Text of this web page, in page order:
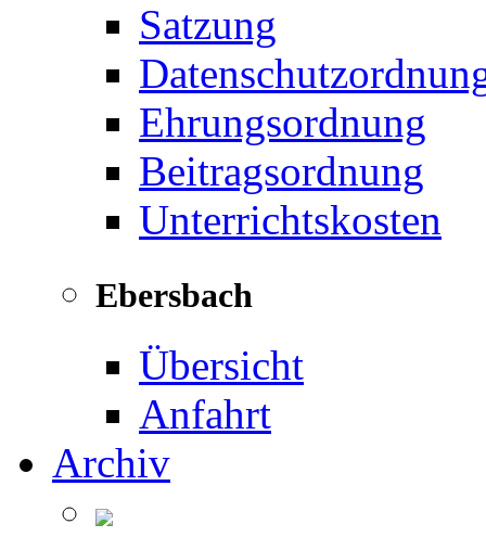
Satzung
Ehrungsordnung
Beitragsordnung
Unterrichtskosten
Ebersbach
Übersicht
Anfahrt
Archiv